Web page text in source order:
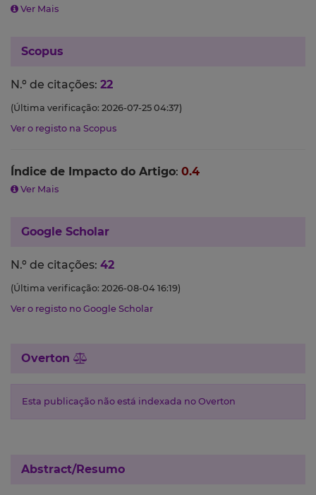
Ver Mais
Scopus
N.º de citações: 22
(Última verificação: 2026-07-25 04:37)
Ver o registo na Scopus
Índice de Impacto do Artigo: 0.4
Ver Mais
Google Scholar
N.º de citações: 42
(Última verificação: 2026-08-04 16:19)
Ver o registo no Google Scholar
Overton
Esta publicação não está indexada no Overton
Abstract/Resumo